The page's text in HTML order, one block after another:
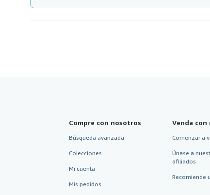
Compre con nosotros
Búsqueda avanzada
Colecciones
Mi cuenta
Mis pedidos
Venda
Comenzar a
Únase a
afiliados
Recomiende